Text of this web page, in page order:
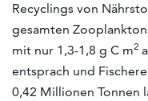
Recyclings von
gesamten
mit nur 1,3-1,8 g C m2
entsprach und
0,42 Millionen Tonnen